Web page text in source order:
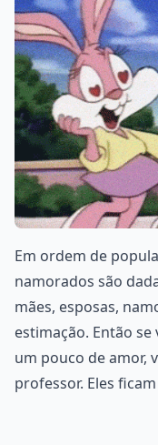
Em ordem de
namorados são
mães, esposas,
estimação. Então
um pouco de amor,
professor. Eles